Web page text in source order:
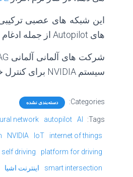
این شبکه های عصبی
های Autopilot از جمله ادغام بزرگراه ها، تغییر خطوط و تجزیه خط است.
شرکت های آلمانی آلمانی Continental AG و
سیستم NVIDIA برای کنترل خودکار رانندگی استفاده خواهند کرد.
Categories: دسته‌بندی نشده
Tags:
AI
autopilot
network
internet of things
IoT
NVIDIA
platform for driving
self driving
smart intersection
اینترنت اشیا